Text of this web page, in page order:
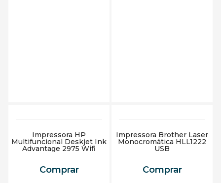
Impressora HP
Multifuncional Deskjet Ink
Advantage 2975 Wifi
Comprar
Impressora Brother Laser
Monocromática HLL1222
USB
Comprar